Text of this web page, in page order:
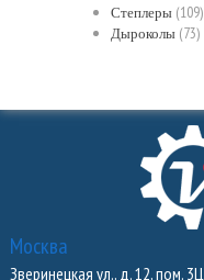
Степлеры(109)
Дыроколы(73)
Москва
Зверинецкая ул., д. 12, пом. 3Ц